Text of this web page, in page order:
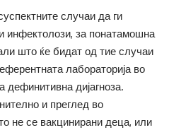
случаи да ги
инфектолози, за понатамошна
што ќе бидат од тие случаи
лабораторија во
дефинитивна дијагноза.
и преглед во
не се вакцинирани деца, или